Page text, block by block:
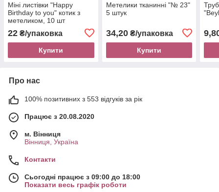
Міні листівки "Happy
Birthday to you" котик з
метеликом, 10 шт
22 ₴/упаковка
Купити
Метелики тканинні "№ 23"
5 штук
34,20₴/упаковка
Купити
Про нас
100% позитивних з 553 відгуків за рік
Працює з 20.08.2020
м. Вінниця
Вінниця, Україна
Контакти
Сьогодні працює з 09:00 до 18:00
Показати весь графік роботи